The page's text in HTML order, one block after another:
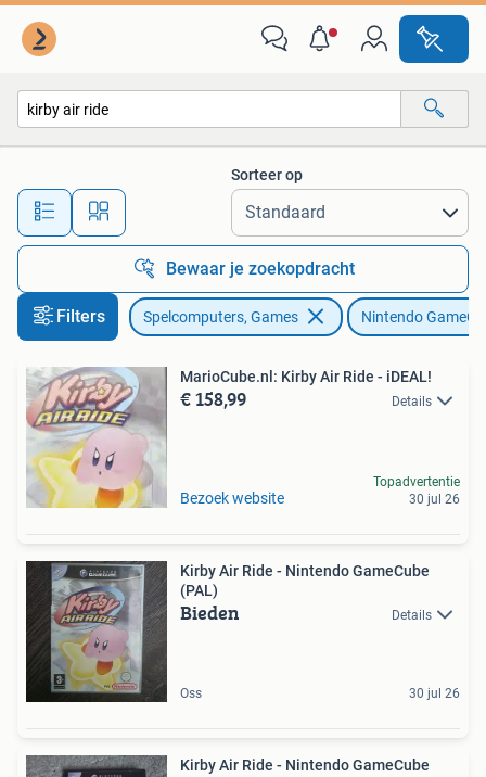
Alle afstanden…
Sorteer op
Bewaar je zoekopdracht
Filters Spelcomputers, Games Nintendo
MarioCube.nl: Kirby Air Ride - iDEAL!
€ 158,99 Details
Bezoek website
Topadvertentie
30 jul 26
Kirby Air Ride - Nintendo GameCube
(PAL)
Bieden Details
Oss 30 jul 26
Kirby Air Ride - Nintendo GameCube